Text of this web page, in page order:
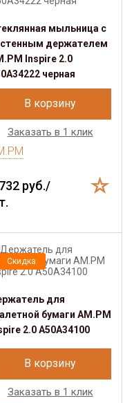
мыльница с
держателем
Inspire 2.0
черная
В корзину
Заказать в 1 клик
руб./
Скидка
для
бумаги AM.PM
2.0 A50A34100
В корзину
Заказать в 1 клик